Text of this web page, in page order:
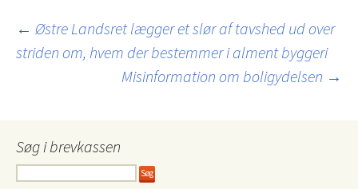
Indlægsnavigation
← Østre Landsret lægger et slør af tavshed ud over
striden om, hvem der bestemmer i alment byggeri
Misinformation om boligydelsen →
Søg i brevkassen